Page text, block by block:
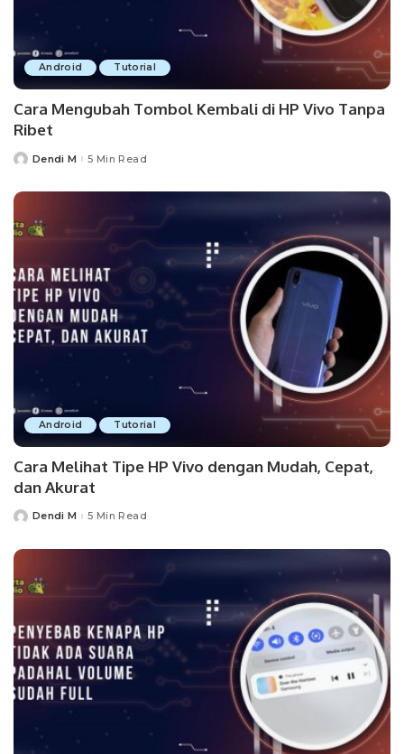
Android Tutorial
Cara Mengubah Tombol Kembali di HP Vivo Tanpa
Ribet
PostedDendi M 5 Min Read
Android Tutorial
Cara Melihat Tipe HP Vivo dengan Mudah, Cepat,
dan Akurat
PostedDendi M 5 Min Read